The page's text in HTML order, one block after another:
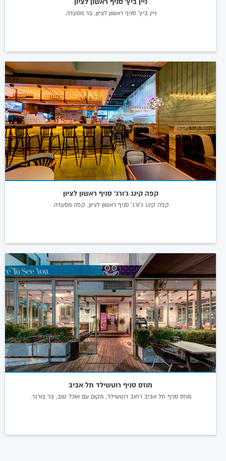
ניין ביץ' סניף ראשון לציון, בר מסעדה.
קפה קינג ג'ורג' סניף ראשון לציון
קפה קינג ג'ורג' סניף ראשון לציון, קפה מסעדה.
מוזס סניף רוטשילד תל אביב
מוזס סניף תל אביב רחוב רוטשילד, מקום עם אוכל טוב, בר בורגר.